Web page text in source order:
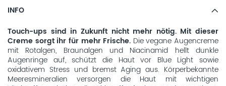
INFO
Touch-ups sind in Zukunft nicht mehr nötig. Mit dieser
Creme sorgt ihr für mehr Frische. Die vegane Augencreme
mit Rotalgen, Braunalgen und Niacinamid hellt dunkle
Augenringe auf, schützt die Haut vor Blue Light sowie
oxidativem Stress und bremst Aging aus. Körperbekannte
Meeresmineralien versorgen die Haut mit wichtigen